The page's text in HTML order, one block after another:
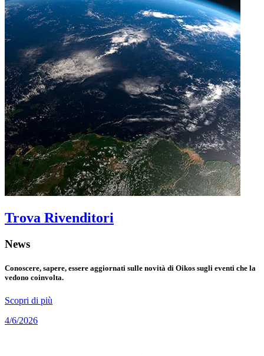
Trova Rivenditori
News
Conoscere, sapere, essere aggiornati sulle novità di Oikos sugli eventi che la
vedono coinvolta.
Scopri di più
4/6/2026